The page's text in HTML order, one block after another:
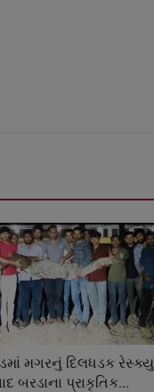
મગરનું દિલધડક રેસ્ક્યુ
બરડાના પ્રાકૃતિક...